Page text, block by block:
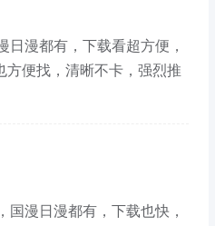
漫都有，下载看超方便，
方便找，清晰不卡，强烈推
漫日漫都有，下载也快，